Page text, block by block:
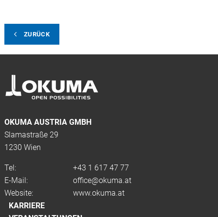
ZURÜCK
OKUMA AUSTRIA GMBH
Slamastraße 29
1230 Wien
Tel:
+43 1 617 47 77
E-Mail:
office@okuma.at
Website:
www.okuma.at
KARRIERE